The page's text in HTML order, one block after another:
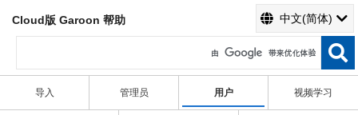
Cloud版 Garoon 帮助 中文(简体)
导入 管理员 用户 视频学习